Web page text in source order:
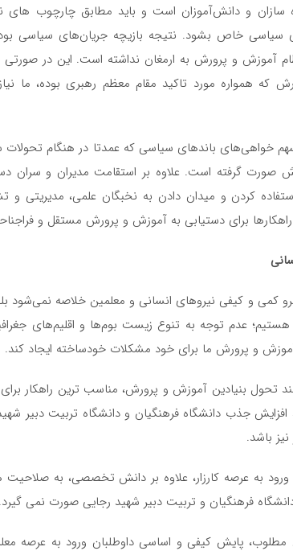
و دانش‌آموزان است و باید مطابق چارچوب های
سیاسی خاص بشود. نتیجه بازیچه جریان‌های سیاسی
آموزش و پرورش به ارمغان نداشته است. این در
همواره مورد تاکید مقام معظم رهبری بوده، ما
خواهی‌های باندهای سیاسی که عمدتا در هنگام
صورت گرفته است. علاوه بر استقامت مدیران و سران
کردن و میدان دادن به نخبگان علمی، مدیریتی و
برای دستیابی به آموزش و پرورش مستقل و
کمی و کیفی نیروهای انسانی و معلمین خلاصه نمی‌شود
هستیم؛ عدم توجه به تنوع زیست بوم‌ها و اقلیم‌های
و پرورش ما برای خود مشکلات خودساخته ایجاد کند.
تحول بنیادین آموزش و پرورش، مناسب ترین راهکار
افزایش جذب دانشگاه فرهنگیان و دانشگاه تربیت دبیر
باشد.
ورود به عرصه کارزار، علاوه بر دانش تخصصی، به
فرهنگیان و تربیت دبیر شهید رجایی صورت نمی گیرد.